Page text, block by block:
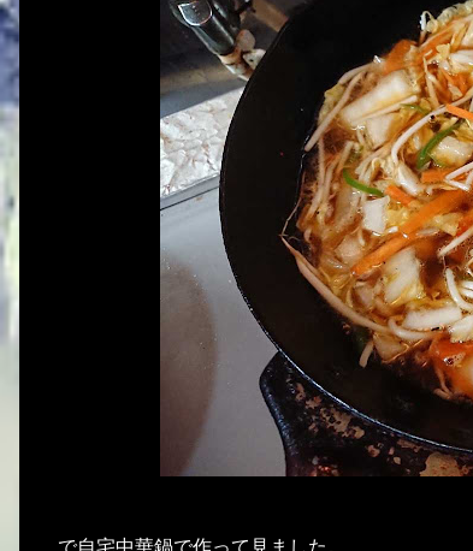
で自宅中華鍋で作って見ました。